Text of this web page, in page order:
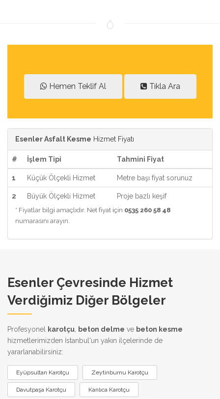
Hemen Teklif Al Tıkla Ara
Esenler Asfalt Kesme Hizmet Fiyatı
# İşlem Tipi Tahmini Fiyat
1 Küçük Ölçekli Hizmet Metre başı fiyat sorunuz
2 Büyük Ölçekli Hizmet Proje bazlı keşif
* Fiyatlar bilgi amaçlıdır. Net fiyat için 0535 260 58 48
numarasını arayın.
Esenler Çevresinde Hizmet
Verdiğimiz Diğer Bölgeler
Profesyonel karotçu beton delme ve beton kesme
hizmetlerimizden İstanbul'un yakın ilçelerinde de
yararlanabilirsiniz:
Eyüpsultan Karotçu Zeytinburnu Karotçu
Davutpaşa Karotçu Kanlıca Karotçu